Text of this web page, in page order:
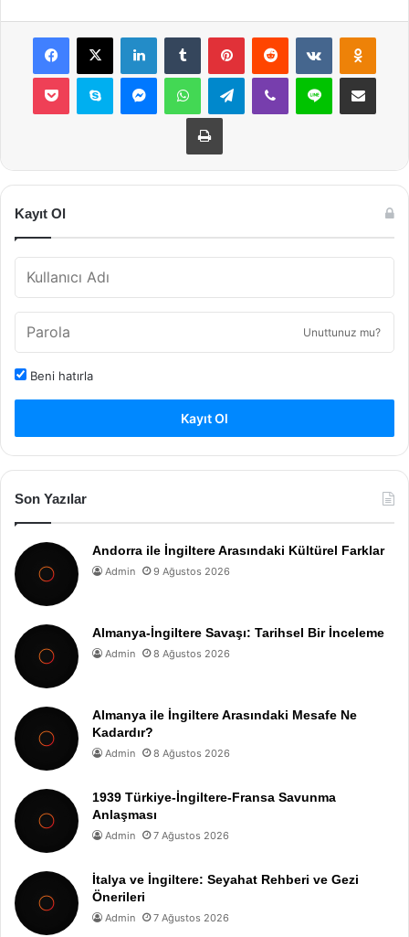
Facebook
X LinkedInTumblr PinterestReddit VKontakte
Pocket Skype MessengerWhatsAppTelegramViber Line E-Posta ile
Yazdır
Kayıt Ol
Unuttunuz mu?
Beni hatırla
Kayıt Ol
Son Yazılar
Andorra ile İngiltere Arasındaki Kültürel Farklar
Admin 9 Ağustos 2026
Almanya-İngiltere Savaşı: Tarihsel Bir İnceleme
Admin 8 Ağustos 2026
Almanya ile İngiltere Arasındaki Mesafe Ne
Kadardır?
Admin 8 Ağustos 2026
1939 Türkiye-İngiltere-Fransa Savunma
Anlaşması
Admin 7 Ağustos 2026
İtalya ve İngiltere: Seyahat Rehberi ve Gezi
Önerileri
Admin 7 Ağustos 2026